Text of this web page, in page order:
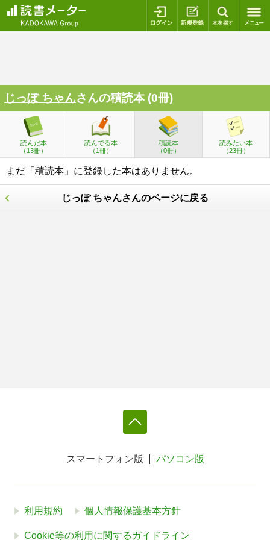
ログイン 新規登録
じっぽ ちゃんさんの積読本 (0冊)
読んだ本
（13冊）
読んでる本
（1冊）
積読本
（0冊）
読みたい本
（23冊）
まだ「積読本」に登録した本はありません。
じっぽ ちゃんさんのページに戻る
スマートフォン版 パソコン版
利用規約 個人情報保護基本方針
Cookie等の利用に関するガイドライン